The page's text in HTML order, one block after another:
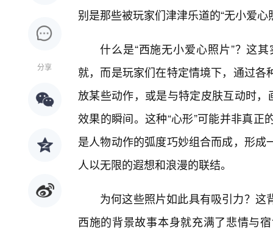
分享
别是那些被玩家们津津乐道的“无小爱
什么是“西施无小爱心照片”？这
就，而是玩家们在特定情境下，通过
放某些动作，或是与特定皮肤互动时
效果的瞬间。这种“心形”可能并非真
是人物动作的弧度巧妙组合而成，形
人以无限的遐想和浪漫的联结。
为何这些照片如此具有吸引力？
西施的背景故事本身就充满了悲情与